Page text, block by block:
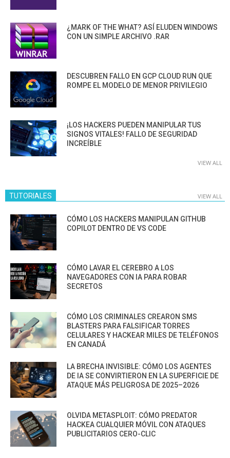
¿MARK OF THE WHAT? ASÍ ELUDEN WINDOWS
CON UN SIMPLE ARCHIVO .RAR
DESCUBREN FALLO EN GCP CLOUD RUN QUE
ROMPE EL MODELO DE MENOR PRIVILEGIO
¡LOS HACKERS PUEDEN MANIPULAR TUS
SIGNOS VITALES! FALLO DE SEGURIDAD
INCREÍBLE
VIEW ALL
TUTORIALES VIEW ALL
CÓMO LOS HACKERS MANIPULAN GITHUB
COPILOT DENTRO DE VS CODE
CÓMO LAVAR EL CEREBRO A LOS
NAVEGADORES CON IA PARA ROBAR
SECRETOS
CÓMO LOS CRIMINALES CREARON SMS
BLASTERS PARA FALSIFICAR TORRES
CELULARES Y HACKEAR MILES DE TELÉFONOS
EN CANADÁ
LA BRECHA INVISIBLE: CÓMO LOS AGENTES
DE IA SE CONVIRTIERON EN LA SUPERFICIE DE
ATAQUE MÁS PELIGROSA DE 2025–2026
OLVIDA METASPLOIT: CÓMO PREDATOR
HACKEA CUALQUIER MÓVIL CON ATAQUES
PUBLICITARIOS CERO-CLIC